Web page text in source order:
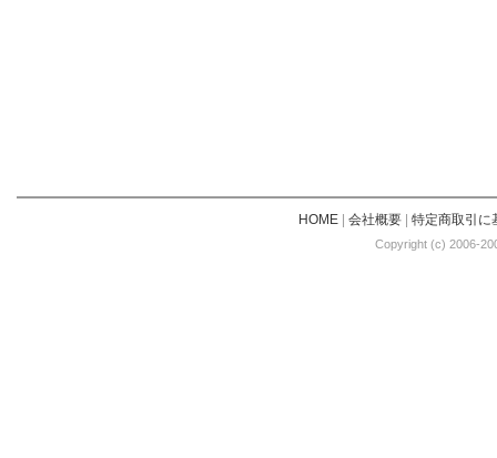
HOME| 会社概要| 特定商取引に
Copyright (c) 2006-